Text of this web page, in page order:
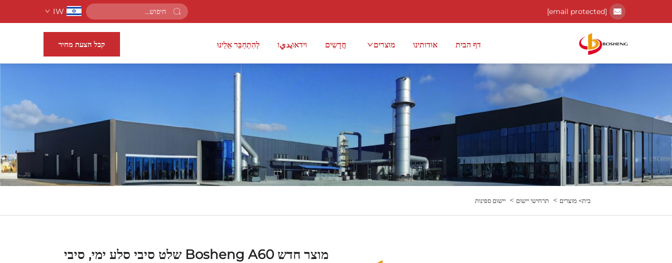
[email protected]
IW
דף הבית אודותינו מוצרים חֲדָשִים וידאוيديו לְהִתְחַבֵּר אֵלֵינוּ קבל הצעת מחיר
בית> מוצרים > תרחישי יישום > יישום ספינות
מוצר חדש Bosheng A60 שלט סיבי סלע ימי, סיבי